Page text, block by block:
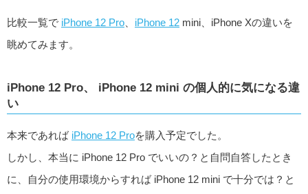
比較一覧で iPhone 12 Pro iPhone 12 mini、iPhone Xの違いを
眺めてみます。
iPhone 12 Pro、 iPhone 12 mini の個人的に気になる違
い
本来であれば iPhone 12 Proを購入予定でした。
しかし、本当に iPhone 12 Pro でいいの？と自問自答したとき
に、自分の使用環境からすれば iPhone 12 mini で十分では？と